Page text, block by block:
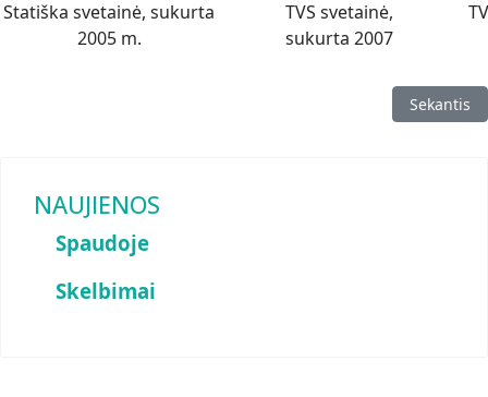
Statiška svetainė, sukurta
2005 m.
TVS svetainė,
sukurta 2007
Kitas
Sekantis
NAUJIENOS
Spaudoje
Skelbimai